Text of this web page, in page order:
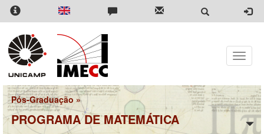
Pular
para
conteúdo
principal
Toggle
Pós-Graduação »
PROGRAMA DE MATEMÁTICA